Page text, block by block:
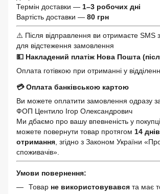
Термін доставки — 1–3 робочих дні
Вартість доставки — 80 грн
⚠️ Після відправлення ви отримаєте
для відстеження замовлення
💵 Накладений платіж Нова Пошта
Оплата готівкою при отриманні у
💳 Оплата банківською картою
Ви можете оплатити замовлення одразу за
ФОП Центило Ігор Олександрович
Ми дбаємо про вашу впевненість у
можете повернути товар протягом 14
отримання , згідно з Законом України
споживачів».
Умови повернення:
Товар не використовувався та має